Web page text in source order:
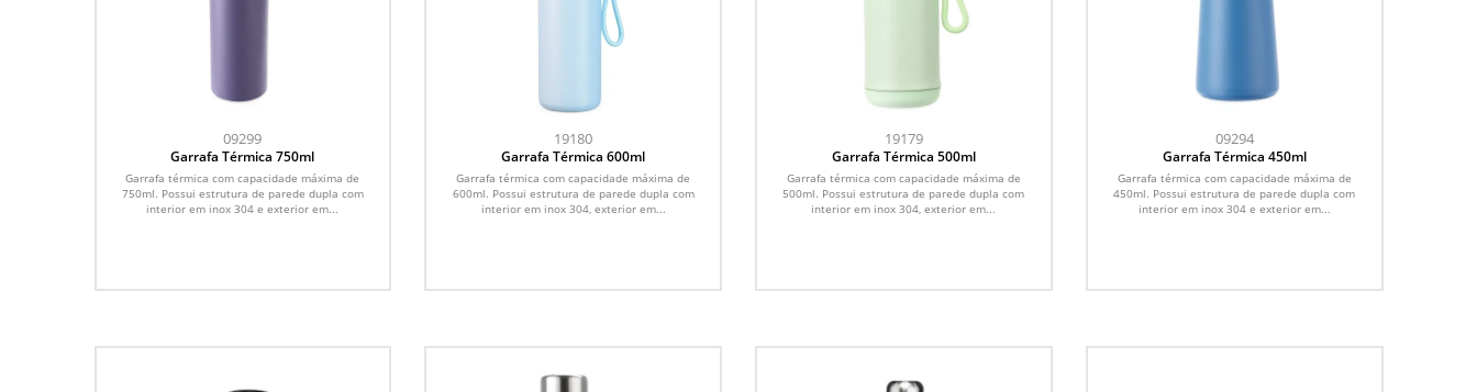
09299
Garrafa Térmica 750ml
Garrafa térmica com capacidade máxima de
750ml. Possui estrutura de parede dupla com
interior em inox 304 e exterior em...
19180
Garrafa Térmica 600ml
Garrafa térmica com capacidade máxima de
600ml. Possui estrutura de parede dupla com
interior em inox 304, exterior em...
19179
Garrafa Térmica 500ml
Garrafa térmica com capacidade máxima de
500ml. Possui estrutura de parede dupla com
interior em inox 304, exterior em...
09294
Garrafa Térmica 450ml
Garrafa térmica com capacidade máxima de
450ml. Possui estrutura de parede dupla com
interior em inox 304 e exterior em...